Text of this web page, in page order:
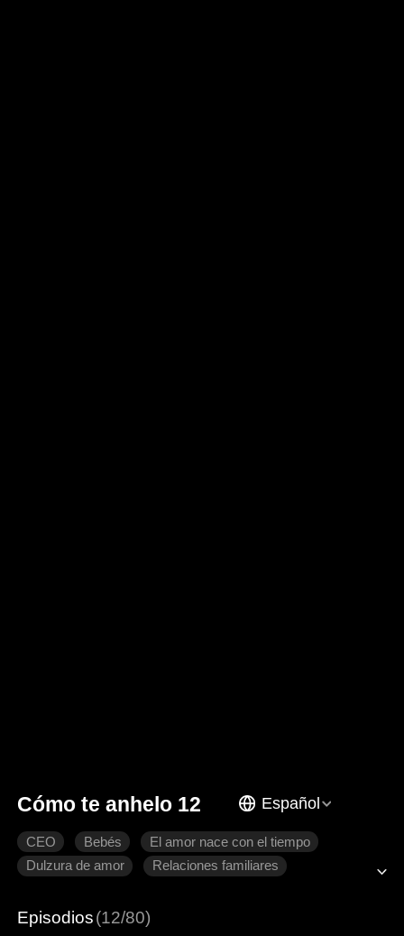
Cómo te anhelo 12 Español
CEO Bebés
El amor nace con el tiempo
Dulzura de amor
Relaciones familiares
Episodios(12/80)